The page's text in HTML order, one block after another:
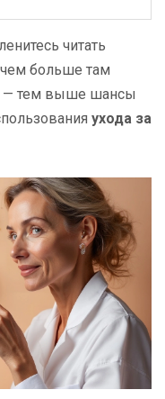
читать
чем больше там
— тем выше шансы
ухода за